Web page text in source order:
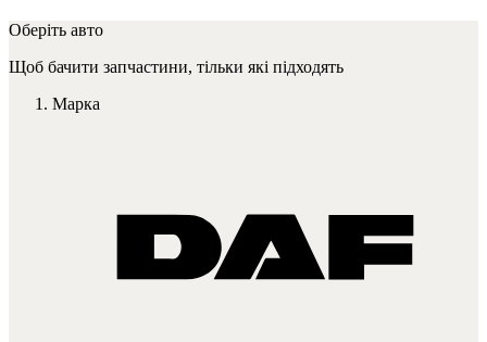
Оберіть авто
Щоб бачити запчастини, тільки які підходять
Марка